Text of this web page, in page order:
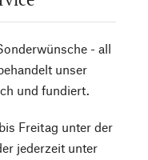
- all
unser
und fundiert.
Freitag unter der
jederzeit unter